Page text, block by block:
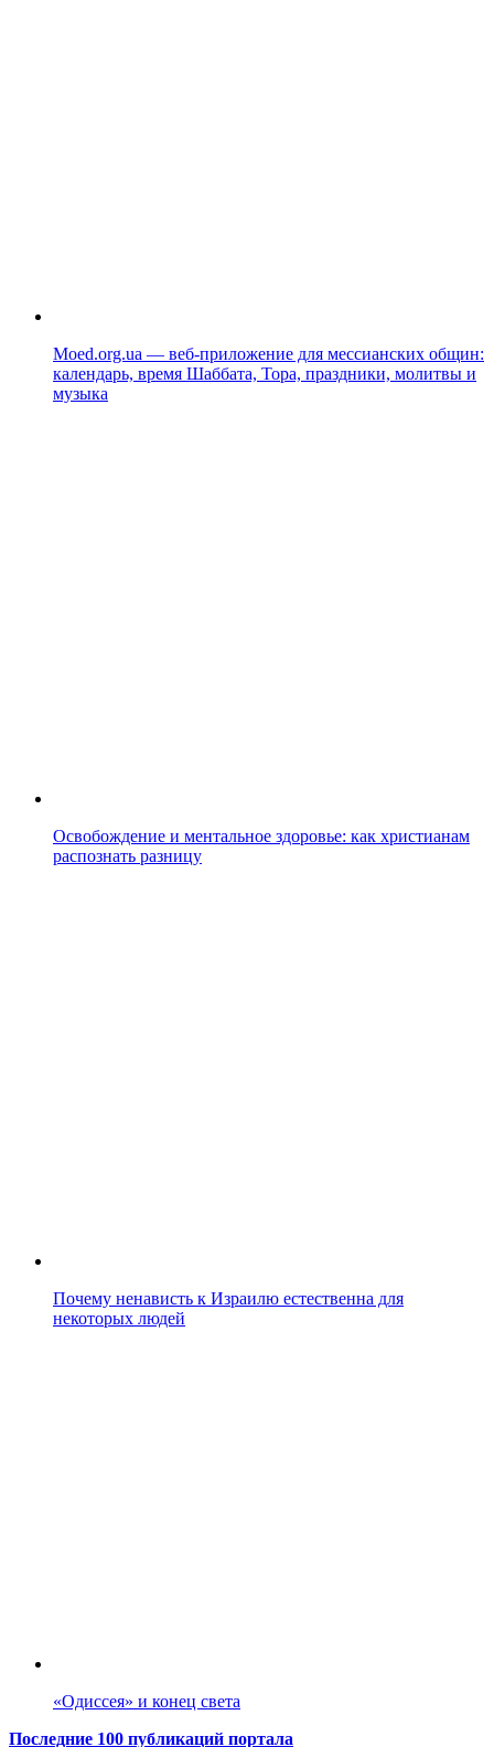
Moed.org.ua — веб-приложение для мессианских общин:
календарь, время Шаббата, Тора, праздники, молитвы и
музыка
Освобождение и ментальное здоровье: как христианам
распознать разницу
Почему ненависть к Израилю естественна для
некоторых людей
«Одиссея» и конец света
Последние 100 публикаций портала